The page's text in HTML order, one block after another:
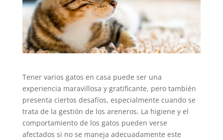
Tener varios gatos en casa puede ser una
experiencia maravillosa y gratificante, pero también
presenta ciertos desafíos, especialmente cuando se
trata de la gestión de los areneros. La higiene y el
comportamiento de los gatos pueden verse
afectados si no se maneja adecuadamente este